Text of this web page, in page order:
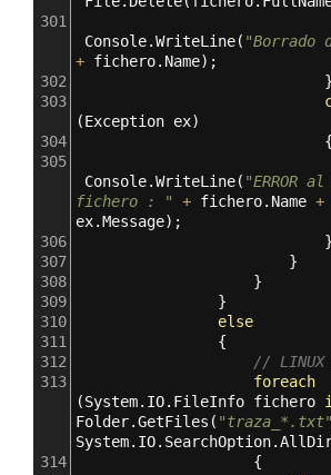
301
Console.WriteLine(
+ fichero. Name);
302
}
303
(Exception ex)
304
{
305
Console.WriteLine( "ERROR
fichero : "
+ fichero. Name +
ex.Message);
306
}
307
}
308
}
309
}
310
else
311
{
312
// LINUX
313
foreach
(System. IO. FileInfo fichero
Folder.GetFiles ( "traza_*.txt"
System. IO. SearchOption.
314
{